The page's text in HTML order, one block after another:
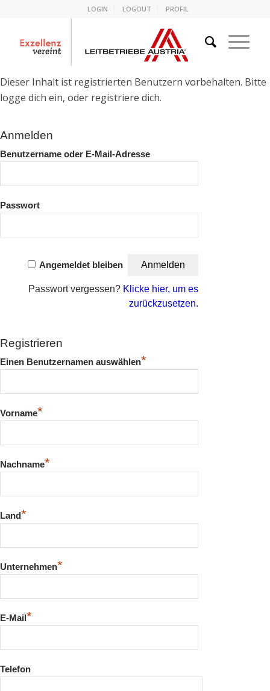
LOGIN LOGOUT PROFIL
Dieser Inhalt ist registrierten Benutzern vorbehalten. Bitte
logge dich ein, oder registriere dich.
Anmelden
Benutzername oder E-Mail-Adresse
Passwort
Angemeldet bleiben
Passwort vergessen? Klicke hier, um es
zurückzusetzen.
Registrieren
Einen Benutzernamen auswählen*
Vorname*
Nachname*
Land*
Unternehmen*
E-Mail*
Telefon